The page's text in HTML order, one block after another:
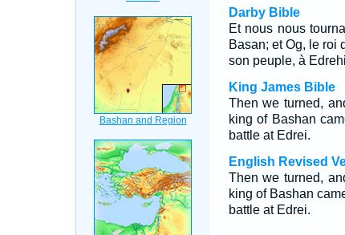
Darby Bible
Et nous nous
Basan; et Og, le roi
son peuple, à
King James Bible
Then we turned,
king of Bashan
battle at Edrei.
English Revised
Then we turned,
king of Bashan
battle at Edrei.